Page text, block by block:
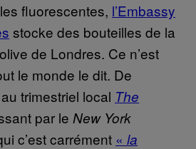
fluorescentes, l’Embassy
stocke des bouteilles de la
de Londres. Ce n’est
le monde le dit. De
trimestriel local The
par le New York
c’est carrément « la